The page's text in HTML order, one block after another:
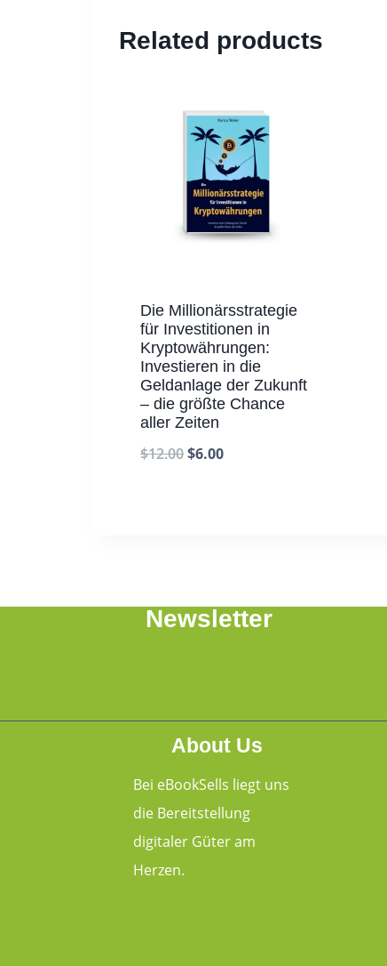
Related products
Die Millionärsstrategie
für Investitionen in
Kryptowährungen:
Investieren in die
Geldanlage der Zukunft
– die größte Chance
aller Zeiten
$12.00$6.00
Newsletter
About Us
Bei eBookSells liegt uns
die Bereitstellung
digitaler Güter am
Herzen.